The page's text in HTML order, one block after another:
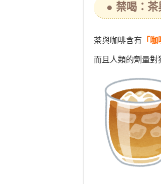
● 禁喝：茶
茶與咖啡含有 「
而且人類的劑量對